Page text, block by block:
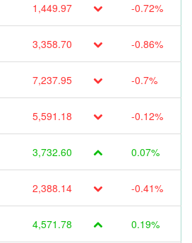
1,449.97 -0.72%
3,358.70 -0.86%
7,237.95 -0.7%
5,591.18 -0.12%
3,732.60 0.07%
2,388.14 -0.41%
4,571.78 0.19%